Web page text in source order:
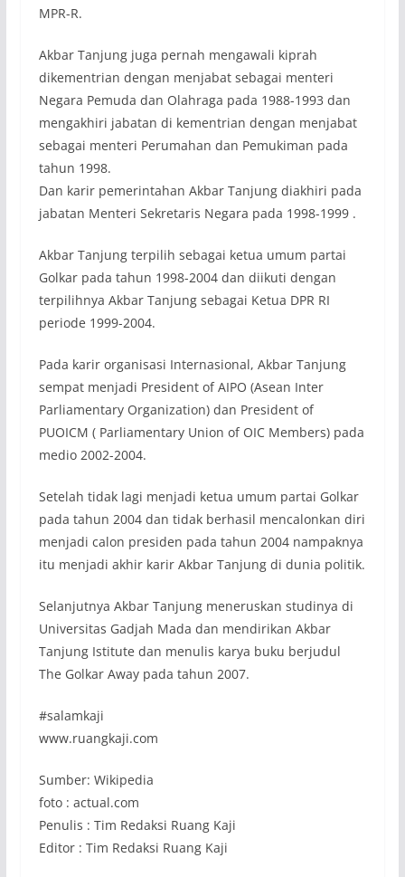
MPR-R.
Akbar Tanjung juga pernah mengawali kiprah
dikementrian dengan menjabat sebagai menteri
Negara Pemuda dan Olahraga pada 1988-1993 dan
mengakhiri jabatan di kementrian dengan menjabat
sebagai menteri Perumahan dan Pemukiman pada
tahun 1998.
Dan karir pemerintahan Akbar Tanjung diakhiri pada
jabatan Menteri Sekretaris Negara pada 1998-1999 .
Akbar Tanjung terpilih sebagai ketua umum partai
Golkar pada tahun 1998-2004 dan diikuti dengan
terpilihnya Akbar Tanjung sebagai Ketua DPR RI
periode 1999-2004.
Pada karir organisasi Internasional, Akbar Tanjung
sempat menjadi President of AIPO (Asean Inter
Parliamentary Organization) dan President of
PUOICM ( Parliamentary Union of OIC Members) pada
medio 2002-2004.
Setelah tidak lagi menjadi ketua umum partai Golkar
pada tahun 2004 dan tidak berhasil mencalonkan diri
menjadi calon presiden pada tahun 2004 nampaknya
itu menjadi akhir karir Akbar Tanjung di dunia politik.
Selanjutnya Akbar Tanjung meneruskan studinya di
Universitas Gadjah Mada dan mendirikan Akbar
Tanjung Istitute dan menulis karya buku berjudul
The Golkar Away pada tahun 2007.
#salamkaji
www.ruangkaji.com
Sumber: Wikipedia
foto : actual.com
Penulis : Tim Redaksi Ruang Kaji
Editor : Tim Redaksi Ruang Kaji